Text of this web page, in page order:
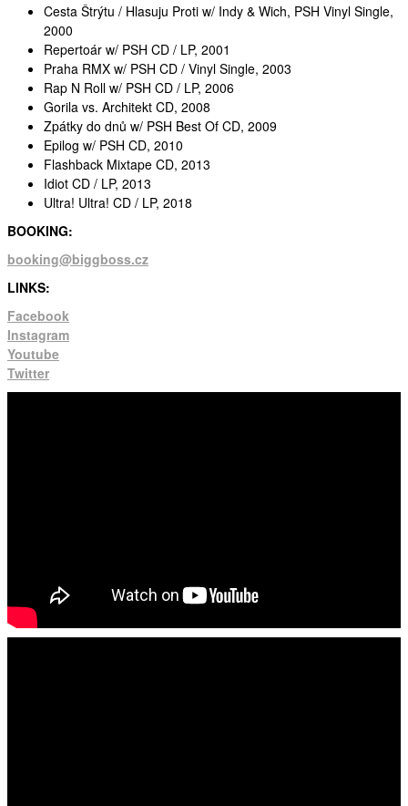
Cesta Štrýtu / Hlasuju Proti w/ Indy & Wich, PSH Vinyl Single,
2000
Repertoár w/ PSH CD / LP, 2001
Praha RMX w/ PSH CD / Vinyl Single, 2003
Rap N Roll w/ PSH CD / LP, 2006
Gorila vs. Architekt CD, 2008
Zpátky do dnů w/ PSH Best Of CD, 2009
Epilog w/ PSH CD, 2010
Flashback Mixtape CD, 2013
Idiot CD / LP, 2013
Ultra! Ultra! CD / LP, 2018
BOOKING:
booking@biggboss.cz
LINKS:
Facebook
Instagram
Youtube
Twitter